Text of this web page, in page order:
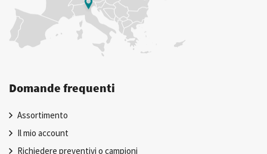
Domande frequenti
Assortimento
Il mio account
Richiedere preventivi o campioni